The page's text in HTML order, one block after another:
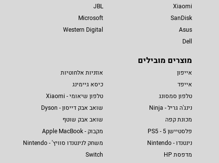
Xiaomi
SanDisk
Asus
Dell
JBL
Microsoft
Western Digital
מוצרים מובילים
אייפון
אייפד
טלפון סמסונג
נינג'ה גריל - Ninja
מכונת קפה
פלסטיישן 5 - PS5
נינטנדו - Nintendo
מדפסת HP
אוזניות אלחוטיות
כיסא גיימינג
טלפון שיאומי - Xiaomi
שואב אבק דייסון - Dyson
שואב אבק שוטף
מקבוק - Apple MacBook
משחק לנינטנדו סוויץ' - Nintendo
Switch